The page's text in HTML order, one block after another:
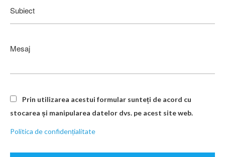
Prin utilizarea acestui formular sunteți de acord cu
stocarea și manipularea datelor dvs. pe acest site web.
Politica de confidențialitate